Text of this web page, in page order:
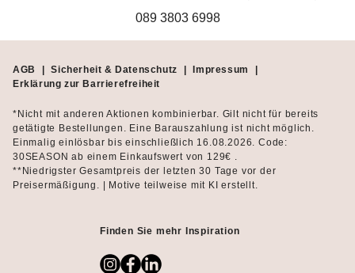
089 3803 6998
AGB | Sicherheit & Datenschutz | Impressum
|
Erklärung zur Barrierefreiheit
*Nicht mit anderen Aktionen kombinierbar. Gilt nicht für bereits
getätigte Bestellungen. Eine Barauszahlung ist nicht möglich.
Einmalig einlösbar bis einschließlich 16.08.2026. Code:
30SEASON ab einem Einkaufswert von 129€ .
**Niedrigster Gesamtpreis der letzten 30 Tage vor der
Preisermäßigung. | Motive teilweise mit KI erstellt.
Finden Sie mehr Inspiration